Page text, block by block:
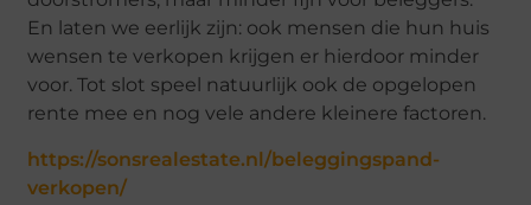
En laten we eerlijk zijn: ook mensen die hun huis
wensen te verkopen krijgen er hierdoor minder
voor. Tot slot speel natuurlijk ook de opgelopen
rente mee en nog vele andere kleinere factoren.
https://sonsrealestate.nl/beleggingspand-
verkopen/